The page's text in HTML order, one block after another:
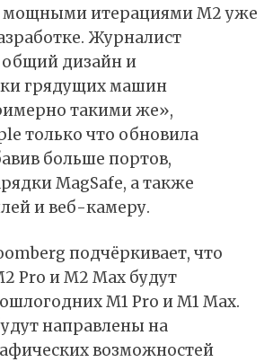
мощными итерациями M2 уже
Журналист
общий дизайн и
грядущих машин
такими же»,
только что обновила
больше портов,
MagSafe, а также
и веб-камеру.
подчёркивает, что
Pro и M2 Max будут
M1 Pro и M1 Max.
направлены на
возможностей